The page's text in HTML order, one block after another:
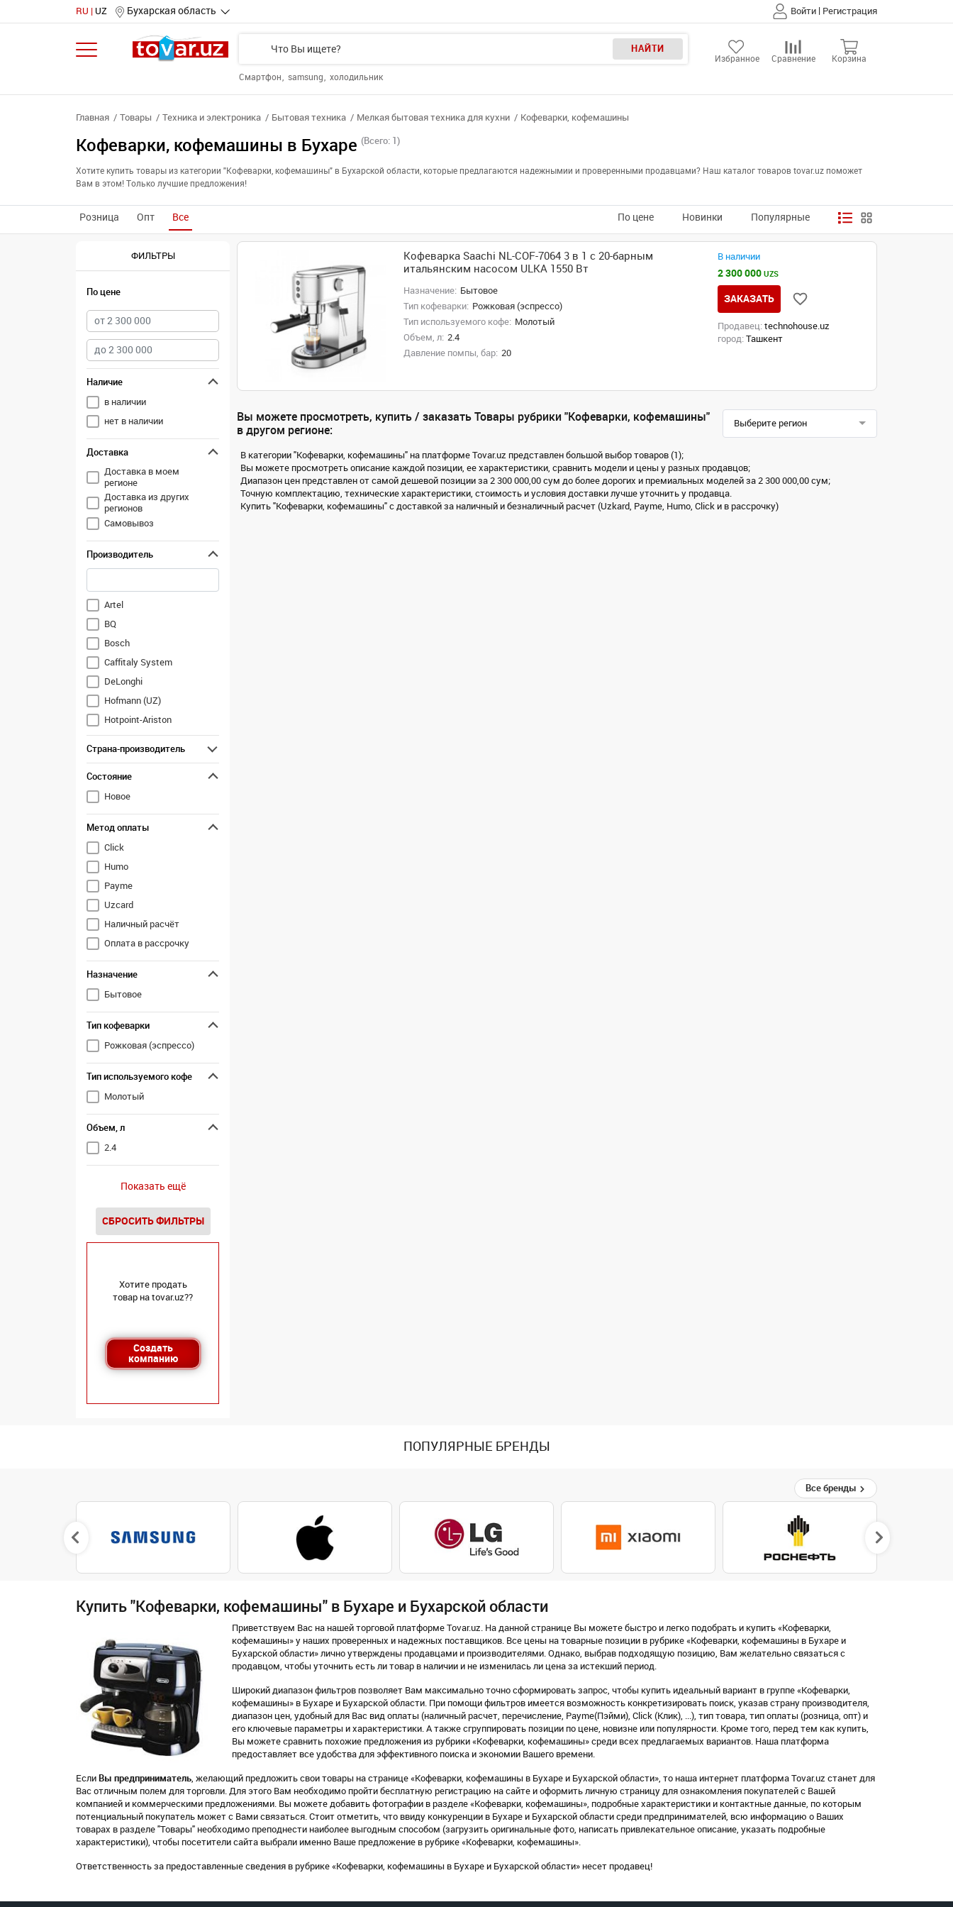
RU UZ Бухарская область Войти | Регистрация
НАЙТИ
Смартфон samsung холодильник
Избранное Сравнение Корзина
Главная Товары Техника и электроника Бытовая техника Мелкая бытовая техника для кухни Кофеварки, кофемашины
Кофеварки, кофемашины в Бухаре (Всего: 1)
Хотите купить товары из категории "Кофеварки, кофемашины" в Бухарской области, которые предлагаются надежнымии и проверенными продавцами? Наш каталог товаров tovar.uz поможет
Вам в этом! Только лучшие предложения!
Розница Опт Все По цене Новинки Популярные
ФИЛЬТРЫ
По цене
Наличие
в наличии
нет в наличии
Доставка
Доставка в моем
регионе
Доставка из других
регионов
Самовывоз
Производитель
Artel
BQ
Bosch
Caffitaly System
DeLonghi
Hofmann (UZ)
Hotpoint-Ariston
Maxwell
Polaris
Saachi
Scarlett
Shivaki (UZ)
Smeg
Vitek
Страна-производитель
Состояние
Новое
Метод оплаты
Click
Humo
Payme
Uzcard
Наличный расчёт
Оплата в рассрочку
Назначение
Бытовое
Тип кофеварки
Рожковая (эспрессо)
Тип используемого кофе
Молотый
Объем, л
2.4
Показать ещё
СБРОСИТЬ ФИЛЬТРЫ
Хотите продать
товар на tovar.uz??
Создать
компанию
Кофеварка Saachi NL-COF-7064 3 в 1 с 20-барным
итальянским насосом ULKA 1550 Вт
Назначение: Бытовое
Тип кофеварки: Рожковая (эспрессо)
Тип используемого кофе: Молотый
Объем, л: 2.4
Давление помпы, бар: 20
В наличии
2 300 000UZS
ЗАКАЗАТЬ
Продавец: technohouse.uz
город: Ташкент
Вы можете просмотреть, купить / заказать Товары рубрики "Кофеварки, кофемашины"
в другом регионе:
Выберите регион
В категории "Кофеварки, кофемашины" на платформе Tovar.uz представлен большой выбор товаров (1);
Вы можете просмотреть описание каждой позиции, ее характеристики, сравнить модели и цены у разных продавцов;
Диапазон цен представлен от самой дешевой позиции за 2 300 000,00 сум до более дорогих и премиальных моделей за 2 300 000,00 сум;
Точную комплектацию, технические характеристики, стоимость и условия доставки лучше уточнить у продавца.
Купить "Кофеварки, кофемашины" с доставкой за наличный и безналичный расчет (Uzkard, Payme, Humo, Click и в рассрочку)
ПОПУЛЯРНЫЕ БРЕНДЫ
Все бренды
Купить "Кофеварки, кофемашины" в Бухаре и Бухарской области
Приветствуем Вас на нашей торговой платформе Tovar.uz. На данной странице Вы можете быстро и легко подобрать и купить «Кофеварки,
кофемашины» у наших проверенных и надежных поставщиков. Все цены на товарные позиции в рубрике «Кофеварки, кофемашины в Бухаре и
Бухарской области» лично утверждены продавцами и производителями. Однако, выбрав подходящую позицию, Вам желательно связаться с
продавцом, чтобы уточнить есть ли товар в наличии и не изменилась ли цена за истекший период.
Широкий диапазон фильтров позволяет Вам максимально точно сформировать запрос, чтобы купить идеальный вариант в группе «Кофеварки,
кофемашины» в Бухаре и Бухарской области. При помощи фильтров имеется возможность конкретизировать поиск, указав страну производителя,
диапазон цен, удобный для Вас вид оплаты (наличный расчет, перечисление, Payme(Пэйми), Click (Клик), ...), тип товара, тип оплаты (розница, опт) и
его ключевые параметры и характеристики. А также сгруппировать позиции по цене, новизне или популярности. Кроме того, перед тем как купить,
Вы можете сравнить похожие предложения из рубрики «Кофеварки, кофемашины» среди всех предлагаемых вариантов. Наша платформа
предоставляет все удобства для эффективного поиска и экономии Вашего времени.
Если Вы предприниматель, желающий предложить свои товары на странице «Кофеварки, кофемашины в Бухаре и Бухарской области», то наша интернет платформа Tovar.uz станет для
Вас отличным полем для торговли. Для этого Вам необходимо пройти бесплатную регистрацию на сайте и оформить личную страницу для ознакомления покупателей с Вашей
компанией и коммерческими предложениями. Вы можете добавить фотографии в разделе «Кофеварки, кофемашины», подробные характеристики и контактные данные, по которым
потенциальный покупатель может с Вами связаться. Стоит отметить, что ввиду конкуренции в Бухаре и Бухарской области среди предпринимателей, всю информацию о Ваших
товарах в разделе "Товары" необходимо преподнести наиболее выгодным способом (загрузить оригинальные фото, написать привлекательное описание, указать подробные
характеристики), чтобы посетители сайта выбрали именно Ваше предложение в рубрике «Кофеварки, кофемашины».
Ответственность за предоставленные сведения в рубрике «Кофеварки, кофемашины в Бухаре и Бухарской области» несет продавец!